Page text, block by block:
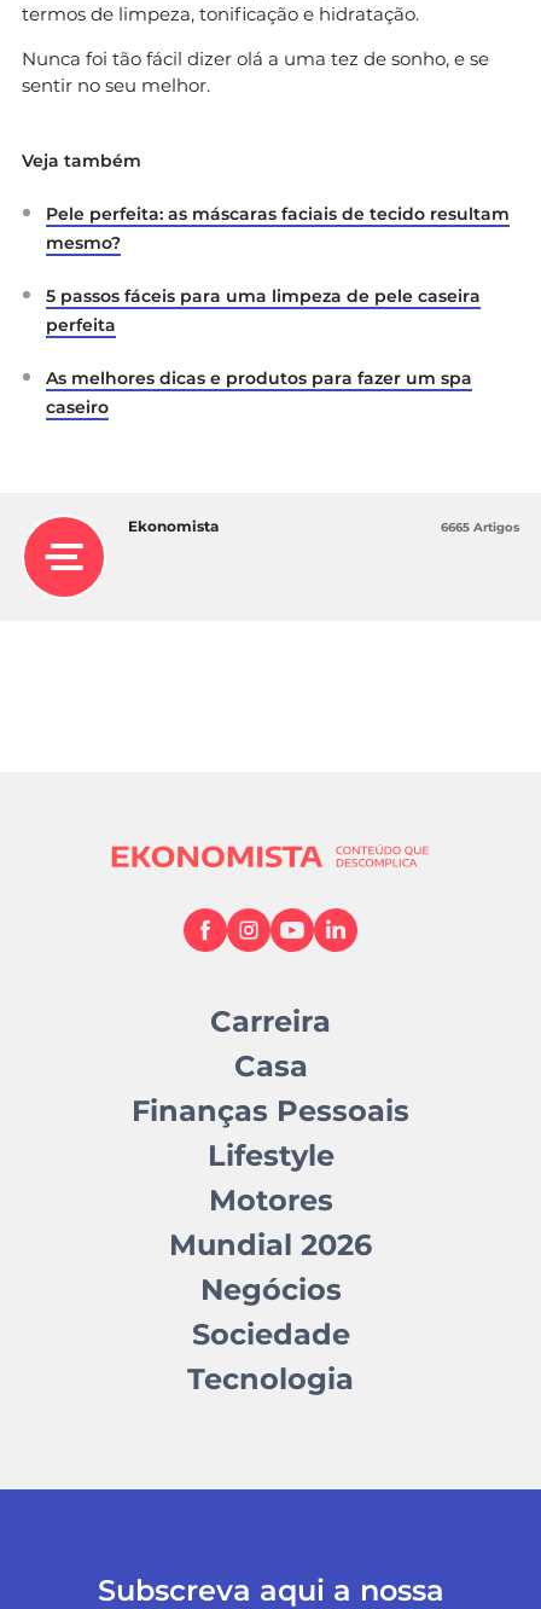
termos de limpeza, tonificação e hidratação.
Nunca foi tão fácil dizer olá a uma tez de sonho, e se
sentir no seu melhor.
Veja também
Pele perfeita: as máscaras faciais de tecido resultam
mesmo?
5 passos fáceis para uma limpeza de pele caseira
perfeita
As melhores dicas e produtos para fazer um spa
caseiro
Ekonomista 6665 Artigos
Carreira
Casa
Finanças Pessoais
Lifestyle
Motores
Mundial 2026
Negócios
Sociedade
Tecnologia
Subscreva aqui a nossa